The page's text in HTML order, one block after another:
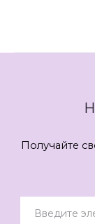
Получайте